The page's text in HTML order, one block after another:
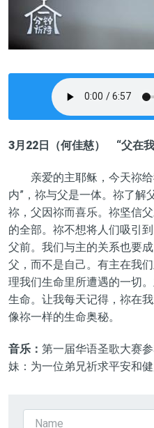
3月22日 （何佳慈） “父在
亲爱的主耶稣，今天祢给
内”，祢与父是一体。祢了解
祢，父因祢而喜乐。祢坚信
的全部。祢不想将人们吸引
父前。我们与主的关系也要
父，而不是自己。有主在我
理我们生命里所遭遇的一切
生命。让我每天记得，祢在
像祢一样的生命奥秘。
音乐： 第一届华语圣歌大赛
妹 ： 为一位弟兄祈求平安和